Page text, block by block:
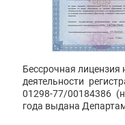
Бессрочная лицензия
деятельности
01298-77/00184386
года выдана